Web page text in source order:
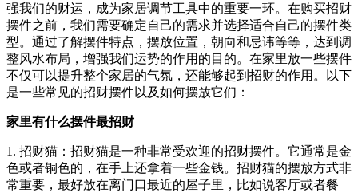
强我们的财运，成为家居调节工具中的重要一环。在购买招财
摆件之前，我们需要确定自己的需求并选择适合自己的摆件类
型。通过了解摆件特点，摆放位置，朝向和忌讳等等，达到调
整风水布局，增强我们运势的作用的目的。 在家里放一些摆件
不仅可以提升整个家居的气氛，还能够起到招财的作用。以下
是一些常见的招财摆件以及如何摆放它们：
家里有什么摆件最招财
1. 招财猫：招财猫是一种非常受欢迎的招财摆件。它通常是金
色或者铜色的，在手上还拿着一些金钱。招财猫的摆放方式非
常重要，最好放在离门口最近的屋子里，比如说客厅或者餐